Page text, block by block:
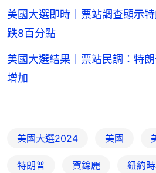
美國大選即時｜票站調查顯示
跌8百分點
美國大選結果｜票站民調：特
增加
美國大選2024 美國
特朗普 賀錦麗 紐約